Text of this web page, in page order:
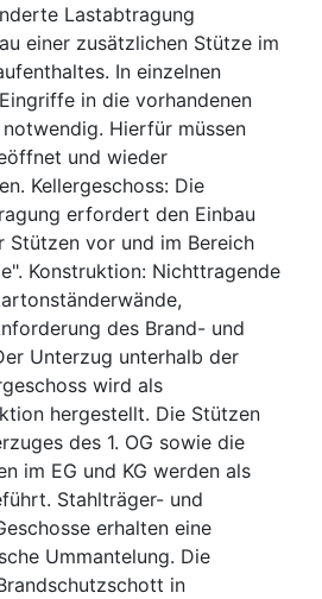
Lastabtragung
einer zusätzlichen Stütze im
In einzelnen
in die vorhandenen
Hierfür müssen
und wieder
Kellergeschoss: Die
erfordert den Einbau
Stützen vor und im Bereich
Konstruktion: Nichttragende
des Brand- und
Unterzug unterhalb der
wird als
hergestellt. Die Stützen
des 1. OG sowie die
im EG und KG werden als
Stahlträger- und
erhalten eine
Ummantelung. Die
in